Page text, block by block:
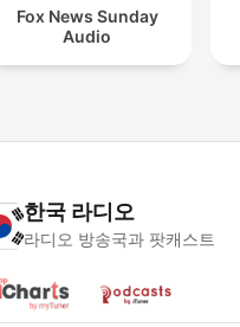
Fox News Sunday
Audio
한국 라디오
라디오 방송국과 팟캐스트